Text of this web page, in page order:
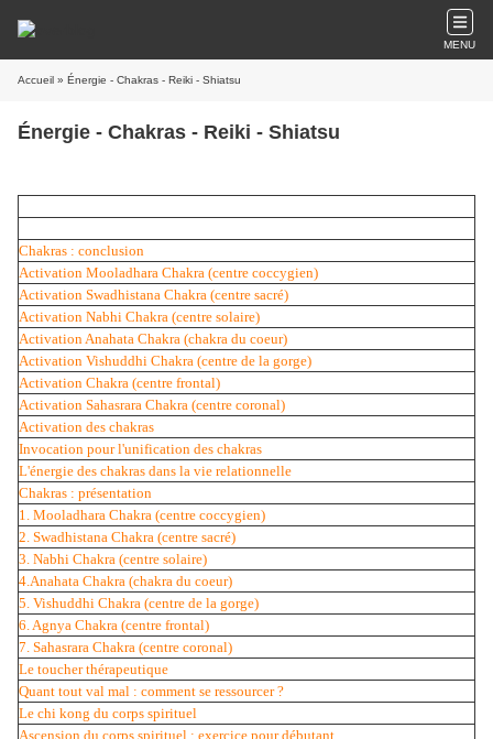
MENU
Accueil » Énergie - Chakras - Reiki - Shiatsu
Énergie - Chakras - Reiki - Shiatsu
Chakras : conclusion
Activation Mooladhara Chakra (centre coccygien)
Activation Swadhistana Chakra (centre sacré)
Activation Nabhi Chakra (centre solaire)
Activation Anahata Chakra (chakra du coeur)
Activation Vishuddhi Chakra (centre de la gorge)
Activation Chakra (centre frontal)
Activation Sahasrara Chakra (centre coronal)
Activation des chakras
Invocation pour l'unification des chakras
L'énergie des chakras dans la vie relationnelle
Chakras : présentation
1. Mooladhara Chakra (centre coccygien)
2. Swadhistana Chakra (centre sacré)
3. Nabhi Chakra (centre solaire)
4.Anahata Chakra (chakra du coeur)
5. Vishuddhi Chakra (centre de la gorge)
6. Agnya Chakra (centre frontal)
7. Sahasrara Chakra (centre coronal)
Le toucher thérapeutique
Quant tout val mal : comment se ressourcer ?
Le chi kong du corps spirituel
Ascension du corps spirituel : exercice pour débutant